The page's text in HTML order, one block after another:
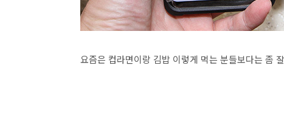
요즘은 컵라면이랑 김밥 이렇게 먹는 분들보다는 좀